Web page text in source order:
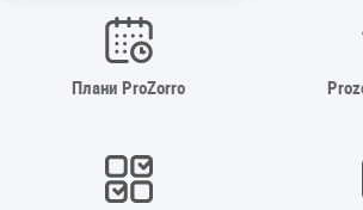
Плани ProZorro